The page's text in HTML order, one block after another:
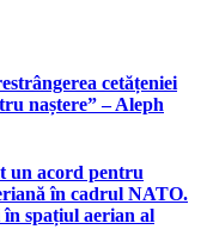
cetățeniei
naștere” – Aleph
un acord pentru
în cadrul NATO.
în spațiul aerian al